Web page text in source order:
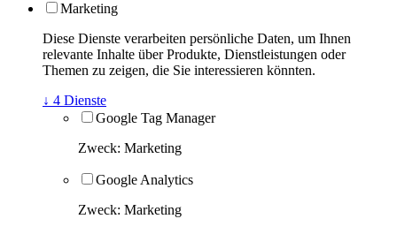
Marketing
Diese Dienste verarbeiten persönliche Daten, um Ihnen
relevante Inhalte über Produkte, Dienstleistungen oder
Themen zu zeigen, die Sie interessieren könnten.
↓ 4 Dienste
Google Tag Manager
Zweck: Marketing
Google Analytics
Zweck: Marketing